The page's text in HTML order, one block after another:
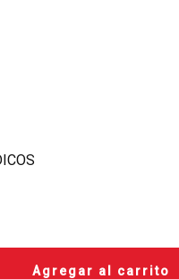
Agregar al carrito